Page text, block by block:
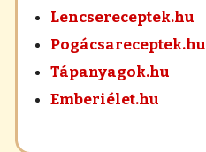
Lencsereceptek.hu
Pogácsareceptek.hu
Tápanyagok.hu
Emberiélet.hu